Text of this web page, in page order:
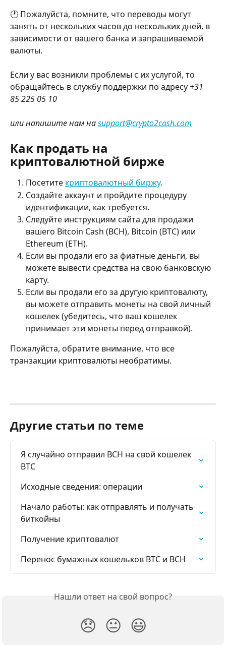
🕐 Пожалуйста, помните, что переводы могут
занять от нескольких часов до нескольких дней, в
зависимости от вашего банка и запрашиваемой
валюты.
Если у вас возникли проблемы с их услугой, то
обращайтесь в службу поддержки по адресу +31
85 225 05 10
или напишите нам на support@crypto2cash.com
Как продать на
криптовалютной бирже
Посетите криптовалютный биржу.
Создайте аккаунт и пройдите процедуру
идентификации, как требуется.
Следуйте инструкциям сайта для продажи
вашего Bitcoin Cash (BCH), Bitcoin (BTC) или
Ethereum (ETH).
Если вы продали его за фиатные деньги, вы
можете вывести средства на свою банковскую
карту.
Если вы продали его за другую криптовалюту,
вы можете отправить монеты на свой личный
кошелек (убедитесь, что ваш кошелек
принимает эти монеты перед отправкой).
Пожалуйста, обратите внимание, что все
транзакции криптовалюты необратимы.
Другие статьи по теме
Я случайно отправил BCH на свой кошелек
BTC
Исходные сведения: операции
Начало работы: как отправлять и получать
биткойны
Получение криптовалют
Перенос бумажных кошельков BTC и BCH
Нашли ответ на свой вопрос?
😞 😐 😃